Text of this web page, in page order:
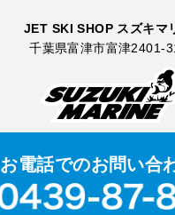
JET SKI SHOP スズキマ
千葉県富津市富津2401-
お電話でのお問い合